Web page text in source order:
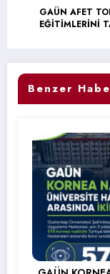
GAÜN AFET
EĞİTİMLERİNİ
Benzer